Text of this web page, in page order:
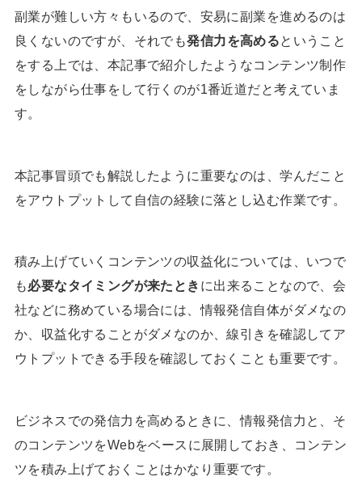
副業が難しい方々もいるので、安易に副業を進めるのは
良くないのですが、それでも発信力を高めるということ
をする上では、本記事で紹介したようなコンテンツ制作
をしながら仕事をして行くのが1番近道だと考えていま
す。
本記事冒頭でも解説したように重要なのは、学んだこと
をアウトプットして自信の経験に落とし込む作業です。
積み上げていくコンテンツの収益化については、いつで
も必要なタイミングが来たとき に出来ることなので、会
社などに務めている場合には、情報発信自体がダメなの
か、収益化することがダメなのか、線引きを確認してア
ウトプットできる手段を確認しておくことも重要です。
ビジネスでの発信力を高めるときに、情報発信力と、そ
のコンテンツをWebをベースに展開しておき、コンテン
ツを積み上げておくことはかなり重要です。